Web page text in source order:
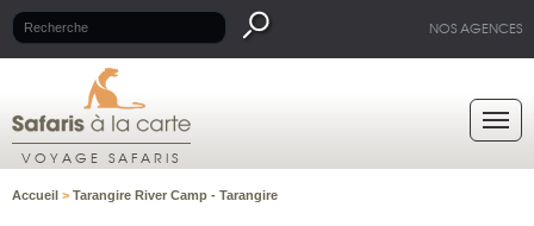
NOS AGENCES
VOYAGE SAFARIS
Accueil > Tarangire River Camp - Tarangire